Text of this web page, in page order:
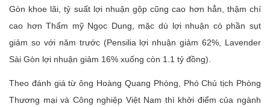
Gòn khoe lãi, tỷ suất lợi nhuận gộp cũng cao hơn hẳn, thậm chí
cao hơn Thẩm mỹ Ngọc Dung, mặc dù lợi nhuận có phần sụt
giảm so với năm trước (Pensilia lợi nhuận giảm 62%, Lavender
Sài Gòn lợi nhuận giảm 16% xuống còn 1.1 tỷ đồng).
Theo đánh giá từ ông Hoàng Quang Phòng, Phó Chủ tịch Phòng
Thương mại và Công nghiệp Việt Nam thì khởi điểm của ngành